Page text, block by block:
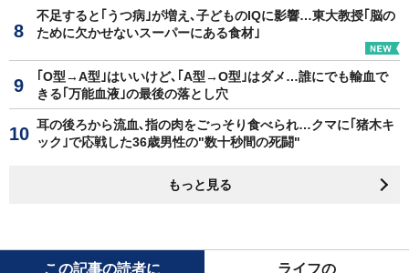
不足すると｢うつ病｣が増え､子どものIQに影響…東大教授｢脳の
ために欠かせないスーパーにある食材｣
｢O型→A型｣はいいけど､｢A型→O型｣はダメ…誰にでも輸血で
きる｢万能血液｣の最後の落とし穴
耳の後ろから流血､指の肉をごっそり食べられ…クマに｢猪木キ
ック｣で応戦した36歳男性の"数十秒間の死闘"
もっと見る
この記事の読者に ライフの